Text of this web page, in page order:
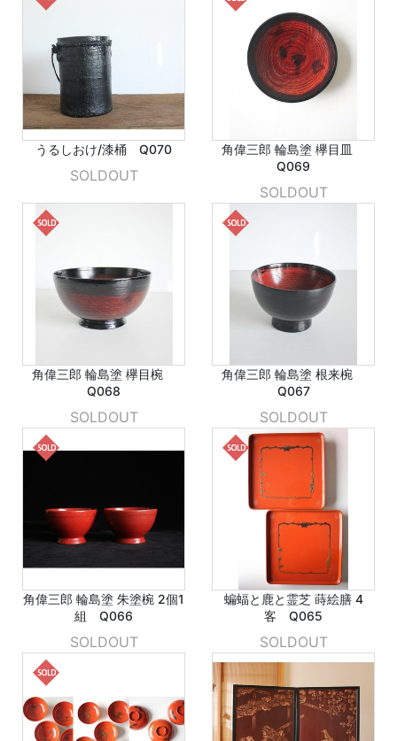
うるしおけ/漆桶 Q070
SOLDOUT
角偉三郎 輪島塗 欅目皿
Q069
SOLDOUT
角偉三郎 輪島塗 欅目椀
Q068
SOLDOUT
角偉三郎 輪島塗 根来椀
Q067
SOLDOUT
角偉三郎 輪島塗 朱塗椀 2個1
組 Q066
SOLDOUT
蝙蝠と鹿と霊芝 蒔絵膳 4
客 Q065
SOLDOUT